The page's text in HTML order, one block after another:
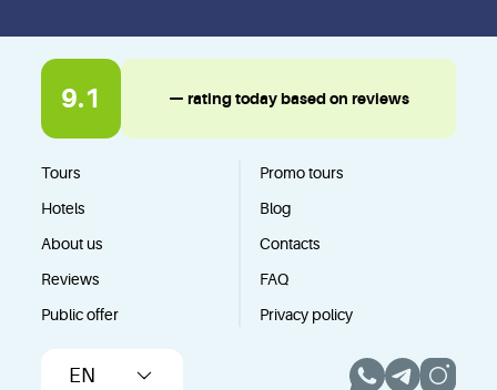
9.1 — rating today based on reviews
Tours
Promo tours
Hotels
Blog
About us
Contacts
Reviews
FAQ
Public offer
Privacy policy
EN